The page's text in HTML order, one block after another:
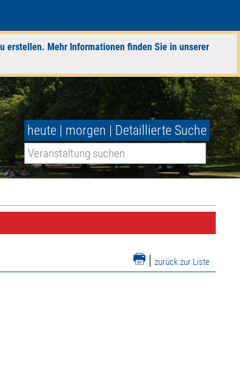
erstellen. Mehr Informationen finden Sie in unserer
heute | morgen | Detaillierte Suche
| zurück zur Liste